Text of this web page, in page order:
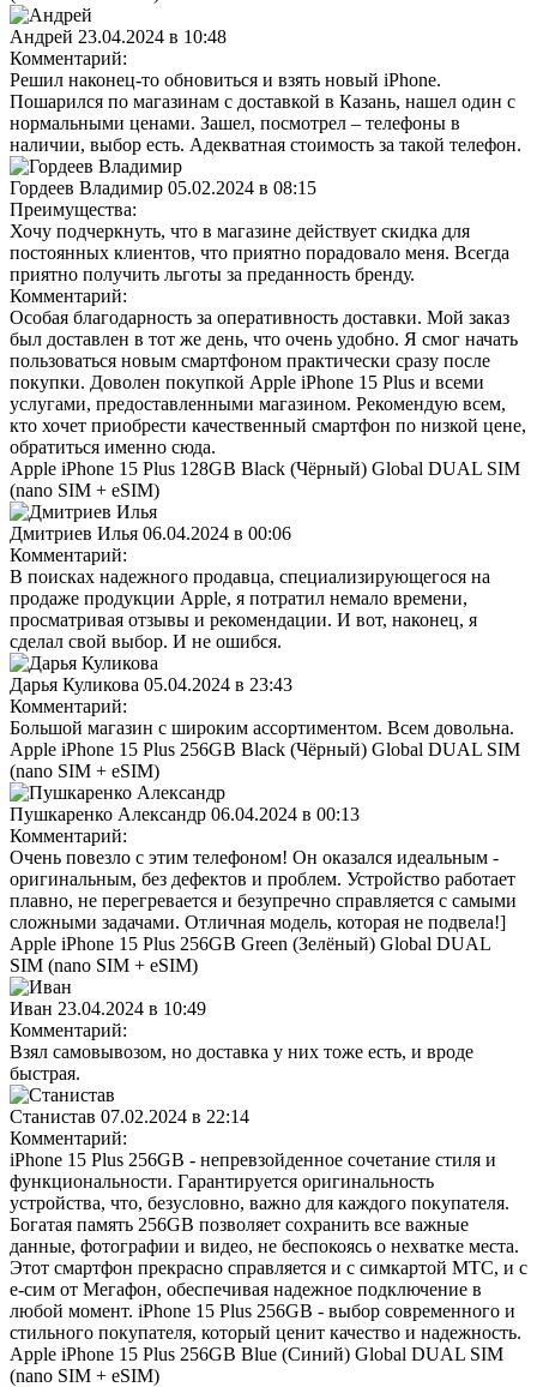
Андрей 23.04.2024 в 10:48
Комментарий:
Решил наконец-то обновиться и взять новый iPhone.
Пошарился по магазинам с доставкой в Казань, нашел один с
нормальными ценами. Зашел, посмотрел – телефоны в
наличии, выбор есть. Адекватная стоимость за такой телефон.
Гордеев Владимир 05.02.2024 в 08:15
Преимущества:
Хочу подчеркнуть, что в магазине действует скидка для
постоянных клиентов, что приятно порадовало меня. Всегда
приятно получить льготы за преданность бренду.
Комментарий:
Особая благодарность за оперативность доставки. Мой заказ
был доставлен в тот же день, что очень удобно. Я смог начать
пользоваться новым смартфоном практически сразу после
покупки. Доволен покупкой Apple iPhone 15 Plus и всеми
услугами, предоставленными магазином. Рекомендую всем,
кто хочет приобрести качественный смартфон по низкой цене,
обратиться именно сюда.
Apple iPhone 15 Plus 128GB Black (Чёрный) Global DUAL SIM
(nano SIM + eSIM)
Дмитриев Илья 06.04.2024 в 00:06
Комментарий:
В поисках надежного продавца, специализирующегося на
продаже продукции Apple, я потратил немало времени,
просматривая отзывы и рекомендации. И вот, наконец, я
сделал свой выбор. И не ошибся.
Дарья Куликова 05.04.2024 в 23:43
Комментарий:
Большой магазин с широким ассортиментом. Всем довольна.
Apple iPhone 15 Plus 256GB Black (Чёрный) Global DUAL SIM
(nano SIM + eSIM)
Пушкаренко Александр 06.04.2024 в 00:13
Комментарий:
Очень повезло с этим телефоном! Он оказался идеальным -
оригинальным, без дефектов и проблем. Устройство работает
плавно, не перегревается и безупречно справляется с самыми
сложными задачами. Отличная модель, которая не подвела!]
Apple iPhone 15 Plus 256GB Green (Зелёный) Global DUAL
SIM (nano SIM + eSIM)
Иван 23.04.2024 в 10:49
Комментарий:
Взял самовывозом, но доставка у них тоже есть, и вроде
быстрая.
Станистав 07.02.2024 в 22:14
Комментарий:
iPhone 15 Plus 256GB - непревзойденное сочетание стиля и
функциональности. Гарантируется оригинальность
устройства, что, безусловно, важно для каждого покупателя.
Богатая память 256GB позволяет сохранить все важные
данные, фотографии и видео, не беспокоясь о нехватке места.
Этот смартфон прекрасно справляется и с симкартой МТС, и с
е-сим от Мегафон, обеспечивая надежное подключение в
любой момент. iPhone 15 Plus 256GB - выбор современного и
стильного покупателя, который ценит качество и надежность.
Apple iPhone 15 Plus 256GB Blue (Синий) Global DUAL SIM
(nano SIM + eSIM)